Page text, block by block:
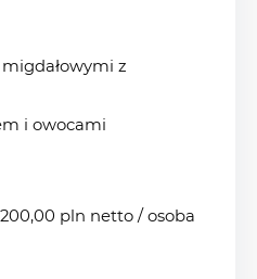
z
i owocami
pln netto / osoba